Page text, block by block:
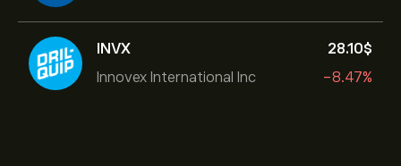
INVX
Innovex International Inc
28.10‎$‎
-8.47%